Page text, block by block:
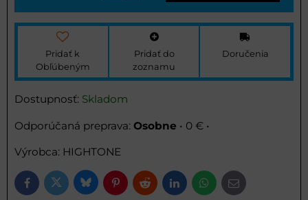
Pridať k
Obľúbeným
Pridať do
zoznamu
Doručenia
Dostupnosť: Skladom
Osobne • 0 € •
Výrobca: HIGHTONE
FacebookTwitterBlueskyPinterestRedditLinkedInWhatsApp
E-
mail